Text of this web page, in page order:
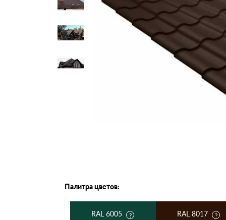
Шифер
Шифер
Палитра цветов:
RAL 6005 RAL 8017